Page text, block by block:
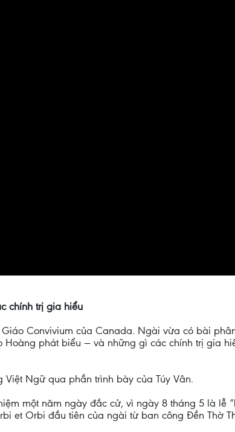
chính trị gia hiểu
Convivium của Canada. Ngài vừa có bài
phát biểu — và những gì các chính trị gia
Ngữ qua phần trình bày của Túy Vân.
một năm ngày đắc cử, vì ngày 8 tháng 5 là lễ
et Orbi đầu tiên của ngài từ ban công Đền Thờ